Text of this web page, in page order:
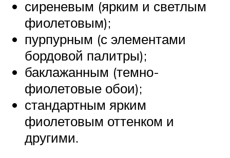
сиреневым (ярким и светлым
фиолетовым);
пурпурным (с элементами
бордовой палитры);
баклажанным (темно-
фиолетовые обои);
стандартным ярким
фиолетовым оттенком и
другими.